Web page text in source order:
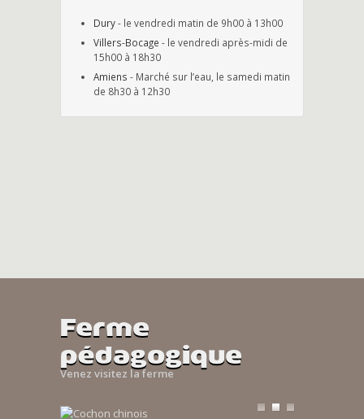
Dury- le vendredi matin de 9h00 à 13h00
Villers-Bocage - le vendredi après-midi de
15h00 à 18h30
Amiens - Marché sur l’eau, le samedi matin
de 8h30 à 12h30
Ferme
pédagogique
Venez visitez la ferme